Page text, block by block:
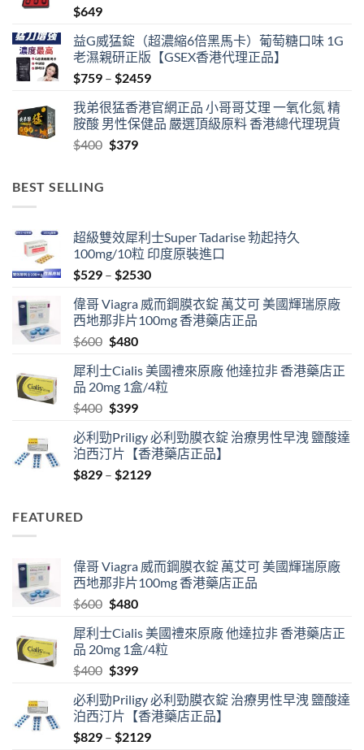
$649
益G威猛錠（超濃縮6倍黑馬卡）葡萄糖口味 1G
老濕親研正版【GSEX香港代理正品】
$759 – $2459Price
$759
through
我弟很猛香港官網正品 小哥哥艾理 一氧化氮 精
胺酸 男性保健品 嚴選頂級原料 香港總代理現貨
$400 Original
$379Current
BEST SELLING
超級雙效犀利士Super Tadarise 勃起持久
100mg/10粒 印度原裝進口
$529 – $2530Price
$529
through
偉哥 Viagra 威而鋼膜衣錠 萬艾可 美國輝瑞原廠
西地那非片100mg 香港藥店正品
$600 Original
was:
$600.
$480Current
is:
$480.
犀利士Cialis 美國禮來原廠 他達拉非 香港藥店正
品 20mg 1盒/4粒
$400 Original
was:
$400.
$399Current
is:
$399.
必利勁Priligy 必利勁膜衣錠 治療男性早洩 鹽酸達
泊西汀片【香港藥店正品】
$829 – $2129Price
FEATURED
偉哥 Viagra 威而鋼膜衣錠 萬艾可 美國輝瑞原廠
西地那非片100mg 香港藥店正品
$600 Original
was:
$600.
$480Current
is:
$480.
犀利士Cialis 美國禮來原廠 他達拉非 香港藥店正
品 20mg 1盒/4粒
$400 Original
was:
$400.
$399Current
is:
$399.
必利勁Priligy 必利勁膜衣錠 治療男性早洩 鹽酸達
泊西汀片【香港藥店正品】
$829 – $2129Price